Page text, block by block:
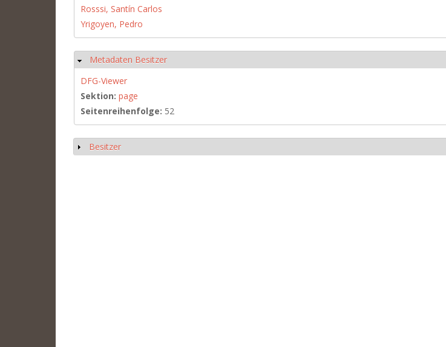
Rosssi, Santín Carlos
Yrigoyen, Pedro
Hide
Metadaten Besitzer
DFG-Viewer
Sektion: page
Seitenreihenfolge: 52
Show
Besitzer